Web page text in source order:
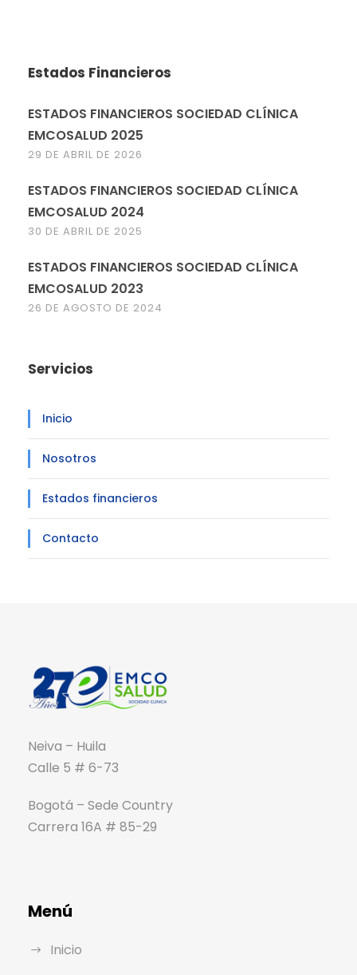
Estados Financieros
ESTADOS FINANCIEROS SOCIEDAD CLÍNICA
EMCOSALUD 2025
29 DE ABRIL DE 2026
ESTADOS FINANCIEROS SOCIEDAD CLÍNICA
EMCOSALUD 2024
30 DE ABRIL DE 2025
ESTADOS FINANCIEROS SOCIEDAD CLÍNICA
EMCOSALUD 2023
26 DE AGOSTO DE 2024
Servicios
Inicio
Nosotros
Estados financieros
Contacto
Neiva – Huila
Calle 5 # 6-73
Bogotá – Sede Country
Carrera 16A # 85-29
Menú
Inicio